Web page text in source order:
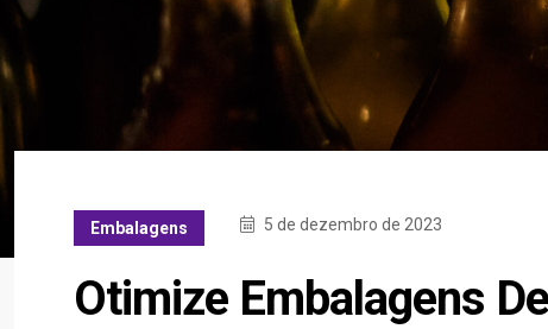
Embalagens 5 de dezembro de 2023
Otimize Embalagens